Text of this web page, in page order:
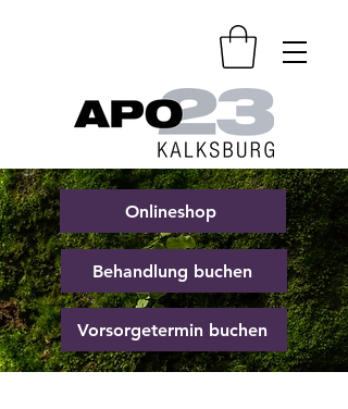
Vorsorgetermin buchen
Behandlung buchen
Onlineshop